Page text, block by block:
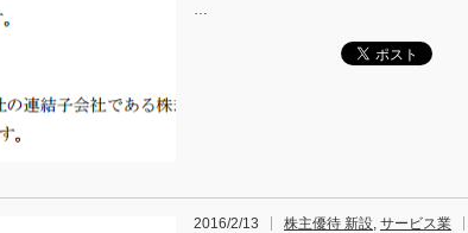
…
2016/2/13 株主優待 新設, サービス業